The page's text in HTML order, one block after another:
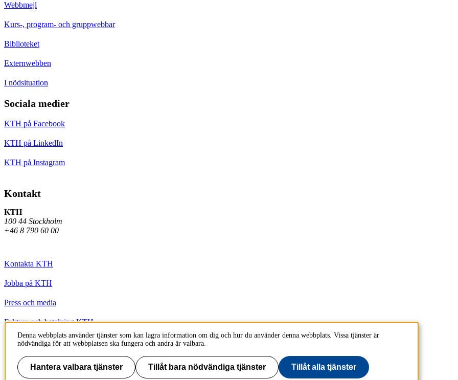
Webbmejl
Kurs-, program- och gruppwebbar
Biblioteket
Externwebben
I nödsituation
Sociala medier
KTH på Facebook
KTH på LinkedIn
KTH på Instagram
Kontakt
KTH
100 44 Stockholm
+46 8 790 60 00
Kontakta KTH
Jobba på KTH
Press och media
Faktura och betalning KTH
Om KTH:s webbplatser
Tillgänglighetsredogörelse
Denna webbplats använder tjänster som kan lagra information om dig och hur du använder denna webbplats. Vissa tjänster är
nödvändiga för att webbplatsen ska fungera och andra är valbara.
Hantera valbara tjänster Tillåt bara nödvändiga tjänster Tillåt alla tjänster